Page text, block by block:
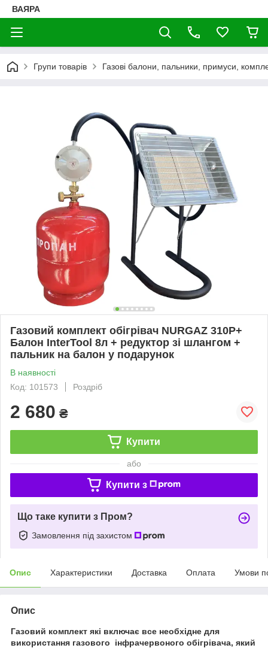
ВАЯРА
Групи товарів Газові балони, пальники, примуси,
Газовий комплект обігрівач NURGAZ 310P+
Балон InterTool 8л + редуктор зі шлангом +
пальник на балон у подарунок
В наявності
Код: 101573
Роздріб
2 680 ₴
Купити
або
Купити з
Що таке купити з Пром?
Замовлення під захистом
Опис Характеристики Доставка Оплата Умови
Опис
Газовий комплект які включає все необхідне для
використання газового інфрачервоного обігрівача, який